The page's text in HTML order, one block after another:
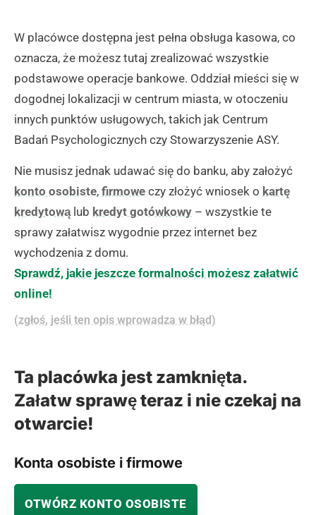
W placówce dostępna jest pełna obsługa kasowa, co
oznacza, że możesz tutaj zrealizować wszystkie
podstawowe operacje bankowe. Oddział mieści się w
dogodnej lokalizacji w centrum miasta, w otoczeniu
innych punktów usługowych, takich jak Centrum
Badań Psychologicznych czy Stowarzyszenie ASY.
Nie musisz jednak udawać się do banku, aby założyć
konto osobiste, firmowe czy złożyć wniosek o kartę
kredytowąlub kredyt gotówkowy – wszystkie te
sprawy załatwisz wygodnie przez internet bez
wychodzenia z domu.
Sprawdź, jakie jeszcze formalności możesz załatwić
online!
(zgłoś, jeśli ten opis wprowadza w błąd)
Ta placówka jest zamknięta.
Załatw sprawę teraz i nie czekaj na
otwarcie!
Konta osobiste i firmowe
OTWÓRZ KONTO OSOBISTE